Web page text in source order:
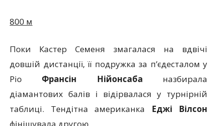
800 м
Поки Кастер Семеня змагалася на вдвічі
довшій дистанції, її подружка за п’єдесталом у
Ріо Франсін Нійонсаба назбирала
діамантових балів і відірвалася у турнірній
таблиці. Тендітна американка
Еджі Вілсон
фінішувала другою.